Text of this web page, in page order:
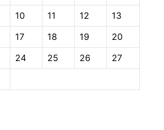
10 11 12 13
17 18 19 20
24 25 26 27